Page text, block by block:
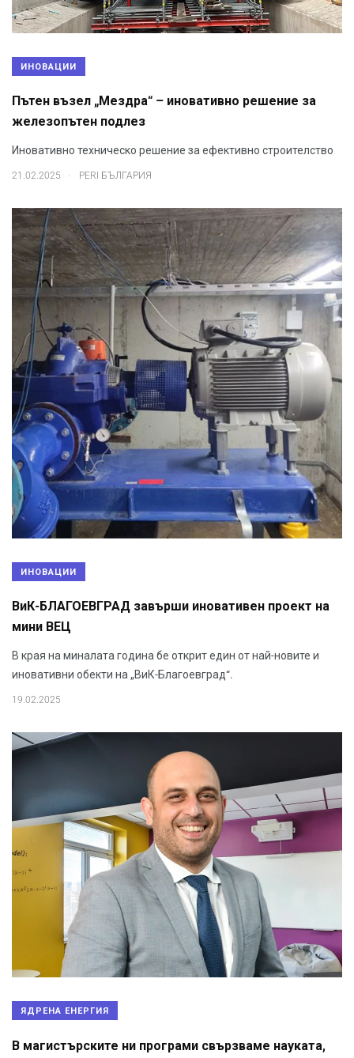
ИНОВАЦИИ
Пътен възел „Мездра“ – иновативно решение за
железопътен подлез
Иновативно техническо решение за ефективно строителство
21.02.2025 PERI БЪЛГАРИЯ
ИНОВАЦИИ
ВиК-БЛАГОЕВГРАД завърши иновативен проект на
мини ВЕЦ
В края на миналата година бе открит един от най-новите и
иновативни обекти на „ВиК-Благоевград“.
19.02.2025
ЯДРЕНА ЕНЕРГИЯ
В магистърските ни програми свързваме науката,